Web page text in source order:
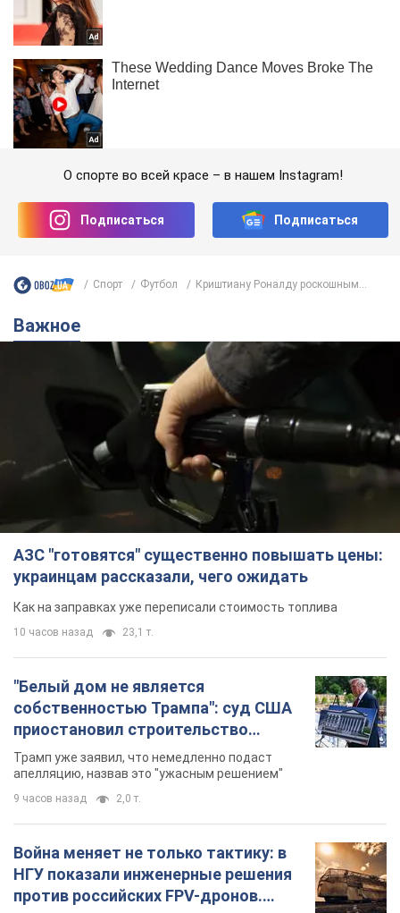
О спорте во всей красе – в нашем Instagram!
Подписаться Подписаться
Спорт Футбол Криштиану Роналду роскошным...
Важное
АЗС "готовятся" существенно повышать цены:
украинцам рассказали, чего ожидать
Как на заправках уже переписали стоимость топлива
10 часов назад 23,1 т.
"Белый дом не является
собственностью Трампа": суд США
приостановил строительство
бального зала стоимостью 400 млн
долларов
Трамп уже заявил, что немедленно подаст
апелляцию, назвав это "ужасным решением"
9 часов назад 2,0 т.
Война меняет не только тактику: в
НГУ показали инженерные решения
против российских FPV-дронов.